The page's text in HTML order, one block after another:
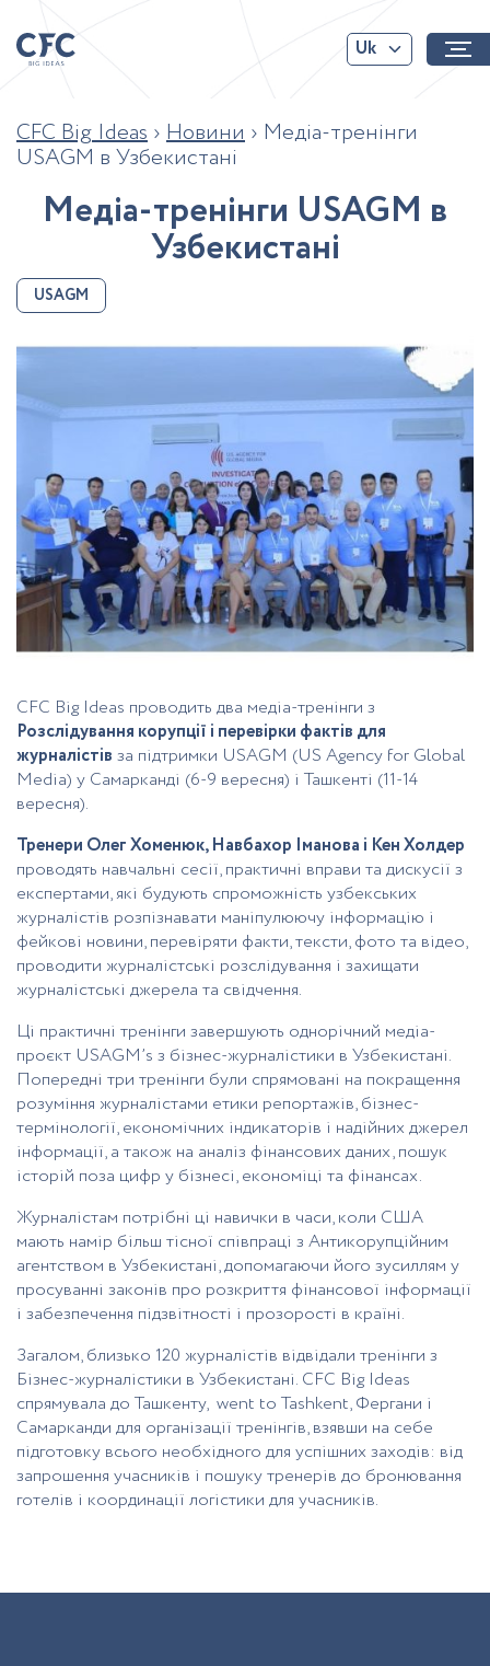
Uk
CFC Big Ideas › Новини › Медіа-тренінги
USAGM в Узбекистані
Медіа-тренінги USAGM в
Узбекистані
USAGM
CFC Big Ideas проводить два медіа-тренінги з
Розслідування корупції і перевірки фактів для
журналістів за підтримки USAGM (US Agency for Global
Media) у Самарканді (6-9 вересня) і Ташкенті (11-14
вересня).
Тренери Олег Хоменюк, Навбахор Іманова і Кен Холдер
проводять навчальні сесії, практичні вправи та дискусії з
експертами, які будують спроможність узбекських
журналістів розпізнавати маніпулюючу інформацію і
фейкові новини, перевіряти факти, тексти, фото та відео,
проводити журналістські розслідування і захищати
журналістські джерела та свідчення.
Ці практичні тренінги завершують однорічний медіа-
проєкт USAGM’s з бізнес-журналістики в Узбекистані.
Попередні три тренінги були спрямовані на покращення
розуміння журналістами етики репортажів, бізнес-
термінології, економічних індикаторів і надійних джерел
інформації, а також на аналіз фінансових даних, пошук
історій поза цифр у бізнесі, економіці та фінансах.
Журналістам потрібні ці навички в часи, коли США
мають намір більш тісної співпраці з Антикорупційним
агентством в Узбекистані, допомагаючи його зусиллям у
просуванні законів про розкриття фінансової інформації
і забезпечення підзвітності і прозорості в країні.
Загалом, близько 120 журналістів відвідали тренінги з
Бізнес-журналістики в Узбекистані. CFC Big Ideas
спрямувала до Ташкенту, went to Tashkent, Фергани і
Самарканди для організації тренінгів, взявши на себе
підготовку всього необхідного для успішних заходів: від
запрошення учасників і пошуку тренерів до бронювання
готелів і координації логістики для учасників.